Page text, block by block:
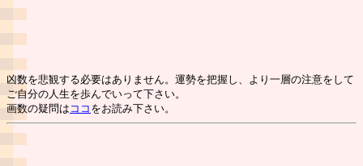
凶数を悲観する必要はありません。運勢を把握し、より一層の注意をして
ご自分の人生を歩んでいって下さい。
画数の疑問は ココ をお読み下さい。